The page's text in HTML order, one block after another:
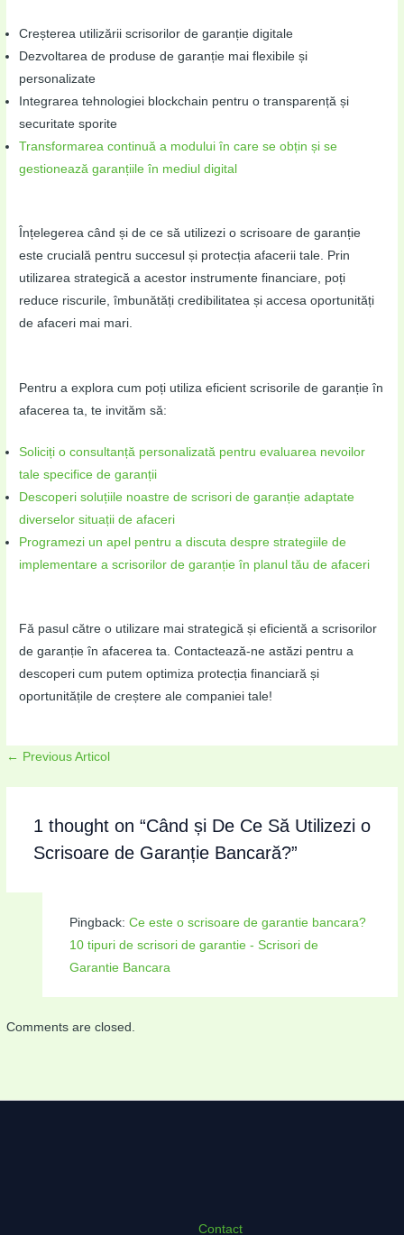
Creșterea utilizării scrisorilor de garanție digitale
Dezvoltarea de produse de garanție mai flexibile și
personalizate
Integrarea tehnologiei blockchain pentru o transparență și
securitate sporite
Transformarea continuă a modului în care se obțin și se
gestionează garanțiile în mediul digital
Înțelegerea când și de ce să utilizezi o scrisoare de garanție
este crucială pentru succesul și protecția afacerii tale. Prin
utilizarea strategică a acestor instrumente financiare, poți
reduce riscurile, îmbunătăți credibilitatea și accesa oportunități
de afaceri mai mari.
Pentru a explora cum poți utiliza eficient scrisorile de garanție în
afacerea ta, te invităm să:
Soliciți o consultanță personalizată pentru evaluarea nevoilor
tale specifice de garanții
Descoperi soluțiile noastre de scrisori de garanție adaptate
diverselor situații de afaceri
Programezi un apel pentru a discuta despre strategiile de
implementare a scrisorilor de garanție în planul tău de afaceri
Fă pasul către o utilizare mai strategică și eficientă a scrisorilor
de garanție în afacerea ta. Contactează-ne astăzi pentru a
descoperi cum putem optimiza protecția financiară și
oportunitățile de creștere ale companiei tale!
← Previous Articol
1 thought on “Când și De Ce Să Utilizezi o
Scrisoare de Garanție Bancară?”
Pingback: Ce este o scrisoare de garantie bancara?
10 tipuri de scrisori de garantie - Scrisori de
Garantie Bancara
Comments are closed.
Contact